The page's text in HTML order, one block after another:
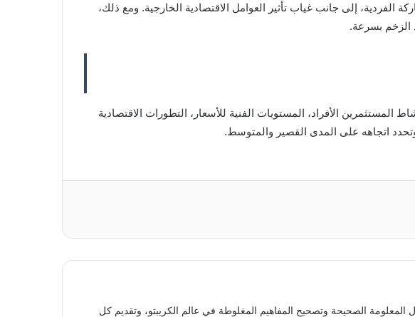
إلى جانب غياب تأثير العوامل الاقتصادية الخارجية. ومع ذلك،
الزخم بسرعة.
الأفراد، المستويات الفنية للأسعار، التطورات الاقتصادية
اتجاهه على المدى القصير والمتوسط.
الصحيحة وتصحيح المفاهيم المغلوطة في عالم الكريبتو، وتقديم كل